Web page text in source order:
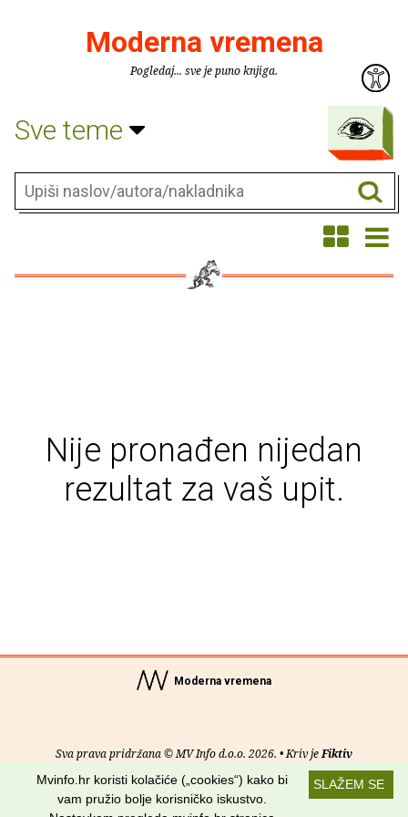
Moderna vremena
Pogledaj... sve je puno knjiga.
Sve teme
Nije pronađen nijedan
rezultat za vaš upit.
Moderna vremena
Sva prava pridržana © MV Info d.o.o. 2026. • Kriv jeFiktiv
Uvjeti korištenja RSS kanaliSLAŽEM SE
Mvinfo.hr koristi kolačiće („cookies“) kako bi
vam pružio bolje korisničko iskustvo.